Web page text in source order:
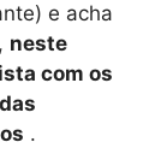
e acha
neste
com os
.